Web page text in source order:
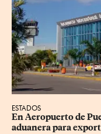
ESTADOS
En Aeropuerto de
aduanera para